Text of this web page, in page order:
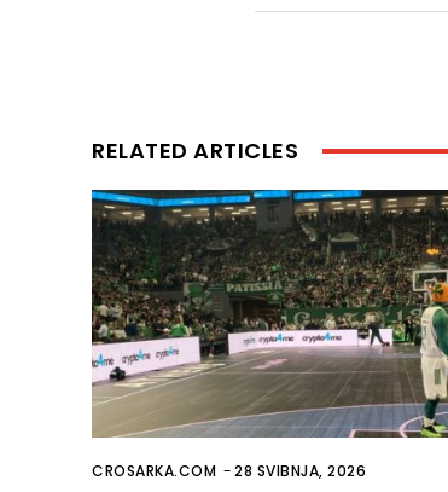
RELATED ARTICLES
CROSARKA.COM -28 SVIBNJA, 2026